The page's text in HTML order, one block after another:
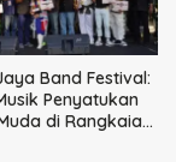
Band Festival:
Penyatukan
di Rangkaian